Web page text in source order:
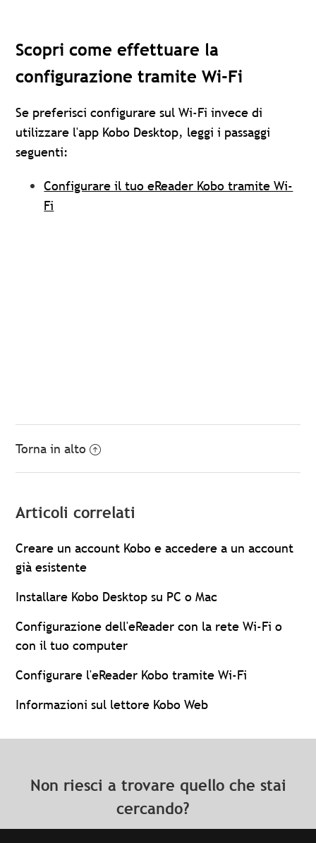
Scopri come effettuare la
configurazione tramite Wi-Fi
Se preferisci configurare sul Wi-Fi invece di
utilizzare l'app Kobo Desktop, leggi i passaggi
seguenti:
Configurare il tuo eReader Kobo tramite Wi-
Fi
Torna in alto
Articoli correlati
Creare un account Kobo e accedere a un account
già esistente
Installare Kobo Desktop su PC o Mac
Configurazione dell'eReader con la rete Wi-Fi o
con il tuo computer
Configurare l'eReader Kobo tramite Wi-Fi
Informazioni sul lettore Kobo Web
Non riesci a trovare quello che stai
cercando?